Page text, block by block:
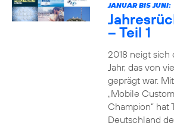
JANUAR BIS JUNI:
– Teil 1
2018 neigt sich
Jahr, das von
geprägt war.
„Mobile
Champion“ hat
Deutschland